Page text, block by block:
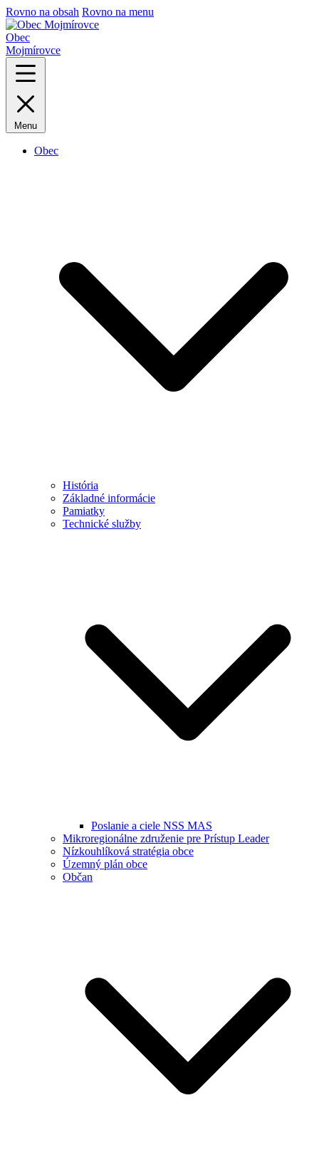
Rovno na obsah Rovno na menu
Obec
Mojmírovce
Menu
Obec
História
Základné informácie
Pamiatky
Technické služby
Poslanie a ciele NSS MAS
Mikroregionálne združenie pre Prístup Leader
Nízkouhlíková stratégia obce
Územný plán obce
Občan